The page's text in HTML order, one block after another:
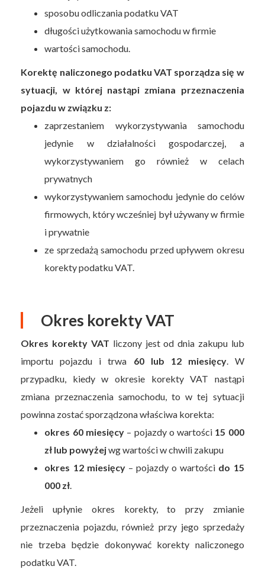
sposobu odliczania podatku VAT
długości użytkowania samochodu w firmie
wartości samochodu.
Korektę naliczonego podatku VAT sporządza się w
sytuacji, w której nastąpi zmiana przeznaczenia
pojazdu w związku z:
zaprzestaniem wykorzystywania samochodu
jedynie w działalności gospodarczej, a
wykorzystywaniem go również w celach
prywatnych
wykorzystywaniem samochodu jedynie do celów
firmowych, który wcześniej był używany w firmie
i prywatnie
ze sprzedażą samochodu przed upływem okresu
korekty podatku VAT.
Okres korekty VAT
Okres korekty VAT liczony jest od dnia zakupu lub
importu pojazdu i trwa 60 lub 12 miesięcy. W
przypadku, kiedy w okresie korekty VAT nastąpi
zmiana przeznaczenia samochodu, to w tej sytuacji
powinna zostać sporządzona właściwa korekta:
okres 60 miesięcy – pojazdy o wartości 15 000
zł lub powyżejwg wartości w chwili zakupu
okres 12 miesięcy– pojazdy o wartości do 15
000 zł
Jeżeli upłynie okres korekty, to przy zmianie
przeznaczenia pojazdu, również przy jego sprzedaży
nie trzeba będzie dokonywać korekty naliczonego
podatku VAT.